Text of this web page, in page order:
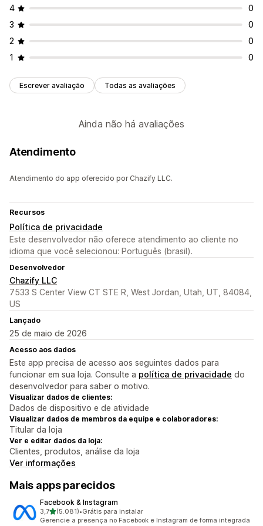
4
0
3
0
2
0
1
0
Escrever avaliação Todas as avaliações
Ainda não há avaliações
Atendimento
Atendimento do app oferecido por Chazify LLC.
Recursos
Política de privacidade
Este desenvolvedor não oferece atendimento ao cliente no
idioma que você selecionou: Português (brasil).
Desenvolvedor
Chazify LLC
7533 S Center View CT STE R, West Jordan, Utah, UT, 84084,
US
Lançado
25 de maio de 2026
Acesso aos dados
Este app precisa de acesso aos seguintes dados para
funcionar em sua loja. Consulte a política de privacidade do
desenvolvedor para saber o motivo.
Visualizar dados de clientes:
Dados de dispositivo e de atividade
Visualizar dados de membros da equipe e colaboradores:
Titular da loja
Ver e editar dados da loja:
Clientes, produtos, análise da loja
Ver informações
Mais apps parecidos
Facebook & Instagram
3,7de 5 estrelas
(5.081)
5081 avaliações ao todo
•Grátis para instalar
Gerencie a presença no Facebook e Instagram de forma integrada